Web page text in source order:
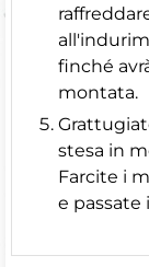
finché
montata.
stesa in
Farcite i
e passate